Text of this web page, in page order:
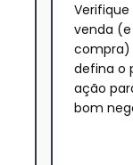
Verifique
venda
compra)
defina o
ação
bom